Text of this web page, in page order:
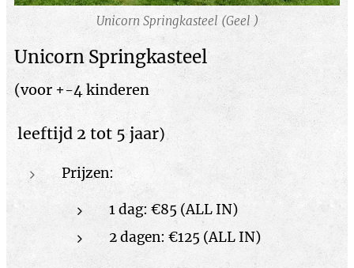
Unicorn Springkasteel (Geel )
Unicorn Springkasteel
(voor +-4 kinderen
leeftijd 2 tot 5 jaar)
Prijzen:
1 dag: €85 (ALL IN)
2 dagen: €125 (ALL IN)